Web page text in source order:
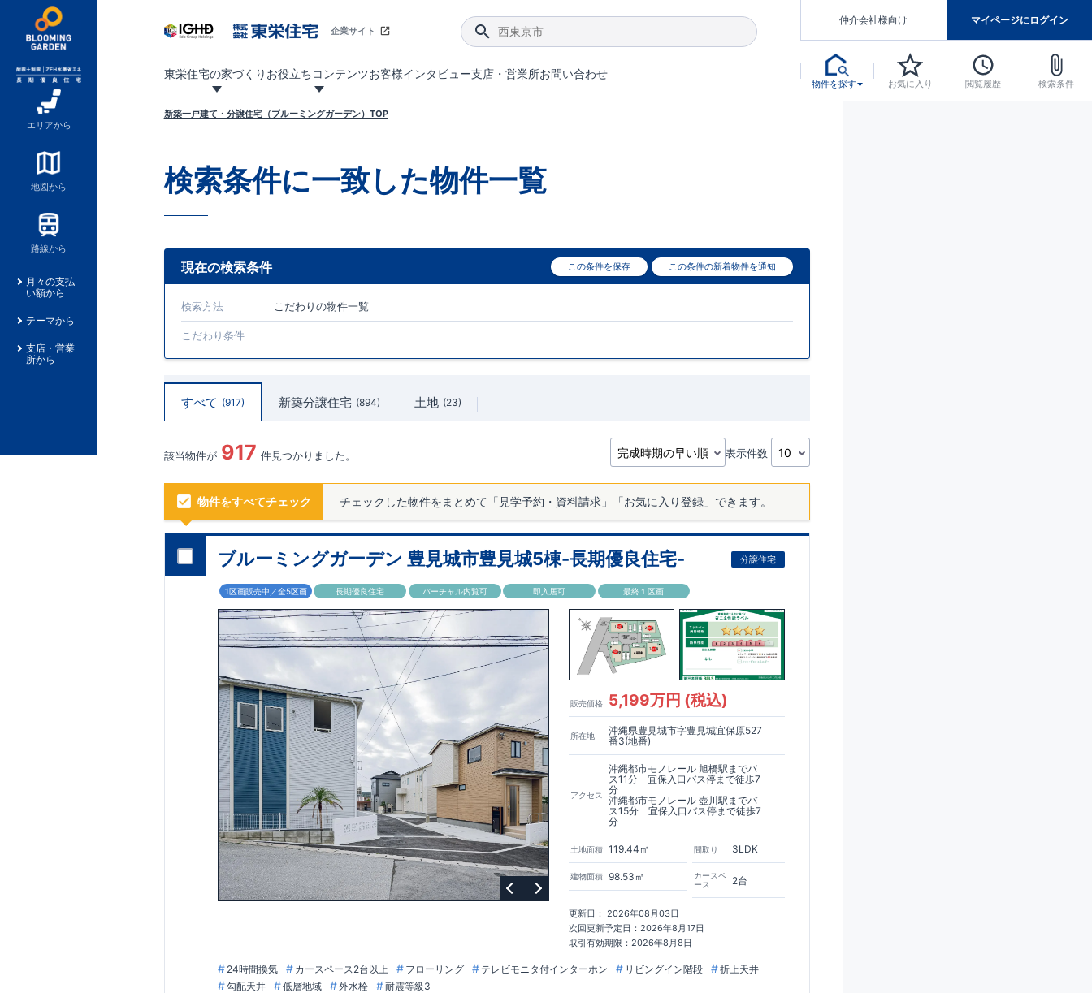
エリアから
地図から
路線から
月々の支払
い額から
テーマから
支店・営業
所から
企業サイト
東栄住宅の家づくり お役立ちコンテンツお客様インタビュー支店・営業所お問い合わせ
仲介会社様向け マイページにログイン
物件を探す お気に入り 閲覧履歴 検索条件
新築一戸建て・分譲住宅（ブルーミングガーデン）TOP
検索条件に一致した物件一覧
現在の検索条件 この条件を保存 この条件の新着物件を通知
検索方法 こだわりの物件一覧
こだわり条件
すべて 917 新築分譲住宅 894 土地 23
該当物件が 917 件見つかりました。 表示件数
物件をすべてチェック チェックした物件をまとめて「見学予約・資料請求」「お気に入り登録」できます。
ブルーミングガーデン 豊見城市豊見城5棟-長期優良住宅- 分譲住宅
1区画販売中／全5区画 長期優良住宅 バーチャル内覧可 即入居可 最終１区画
販売価格 5,199万円 (税込)
所在地
沖縄県豊見城市字豊見城宜保原527
番3(地番)
アクセス
沖縄都市モノレール 旭橋駅までバ
ス11分 宜保入口バス停まで徒歩7
分
沖縄都市モノレール 壺川駅までバ
ス15分 宜保入口バス停まで徒歩7
分
土地面積 119.44㎡
建物面積 98.53㎡
間取り 3LDK
カースペ
ース
2台
更新日： 2026年08月03日
次回更新予定日：2026年8月17日
取引有効期限：2026年8月8日
24時間換気 カースペース2台以上 フローリング テレビモニタ付インターホン リビングイン階段
折上天井
勾配天井
低層地域 外水栓 耐震等級3